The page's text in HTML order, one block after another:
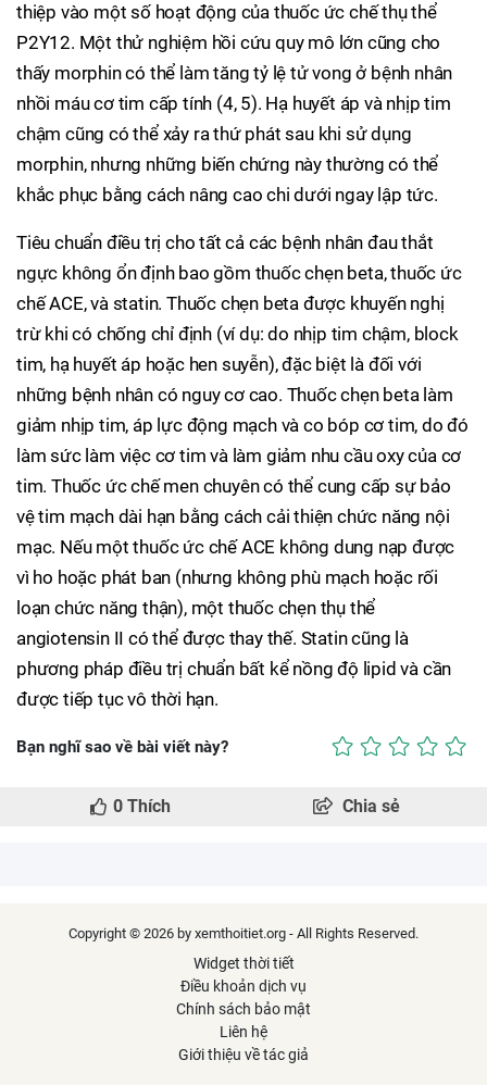
thiệp vào một số hoạt động của thuốc ức chế thụ thể
P2Y12. Một thử nghiệm hồi cứu quy mô lớn cũng cho
thấy morphin có thể làm tăng tỷ lệ tử vong ở bệnh nhân
nhồi máu cơ tim cấp tính (4, 5). Hạ huyết áp và nhịp tim
chậm cũng có thể xảy ra thứ phát sau khi sử dụng
morphin, nhưng những biến chứng này thường có thể
khắc phục bằng cách nâng cao chi dưới ngay lập tức.
Tiêu chuẩn điều trị cho tất cả các bệnh nhân đau thắt
ngực không ổn định bao gồm thuốc chẹn beta, thuốc ức
chế ACE, và statin. Thuốc chẹn beta được khuyến nghị
trừ khi có chống chỉ định (ví dụ: do nhịp tim chậm, block
tim, hạ huyết áp hoặc hen suyễn), đặc biệt là đối với
những bệnh nhân có nguy cơ cao. Thuốc chẹn beta làm
giảm nhịp tim, áp lực động mạch và co bóp cơ tim, do đó
làm sức làm việc cơ tim và làm giảm nhu cầu oxy của cơ
tim. Thuốc ức chế men chuyên có thể cung cấp sự bảo
vệ tim mạch dài hạn bằng cách cải thiện chức năng nội
mạc. Nếu một thuốc ức chế ACE không dung nạp được
vì ho hoặc phát ban (nhưng không phù mạch hoặc rối
loạn chức năng thận), một thuốc chẹn thụ thể
angiotensin II có thể được thay thế. Statin cũng là
phương pháp điều trị chuẩn bất kể nồng độ lipid và cần
được tiếp tục vô thời hạn.
Bạn nghĩ sao về bài viết này?
0 Thích Chia sẻ
Copyright © 2026 by xemthoitiet.org - All Rights Reserved.
Widget thời tiết
Điều khoản dịch vụ
Chính sách bảo mật
Liên hệ
Giới thiệu về tác giả